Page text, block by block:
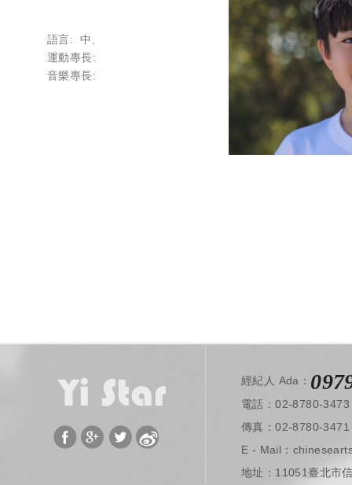
語言: 中、
運動專長:
音樂專長:
經紀人 Ada：
電話：02-8780-3473
​ 傳真：02-8780-3471
E - Mail：
地址：11051臺北市